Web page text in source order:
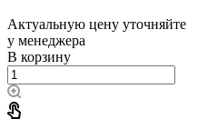
Актуальную цену уточняйте
у менеджера
В корзину